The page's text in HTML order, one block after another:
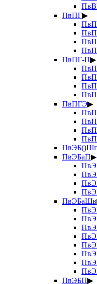
ПвПГ▶
ПвПГ-П▶
ПвПГЭ▶
ПвЭБаП▶
ПвЭБаШв
ПвЭБП▶